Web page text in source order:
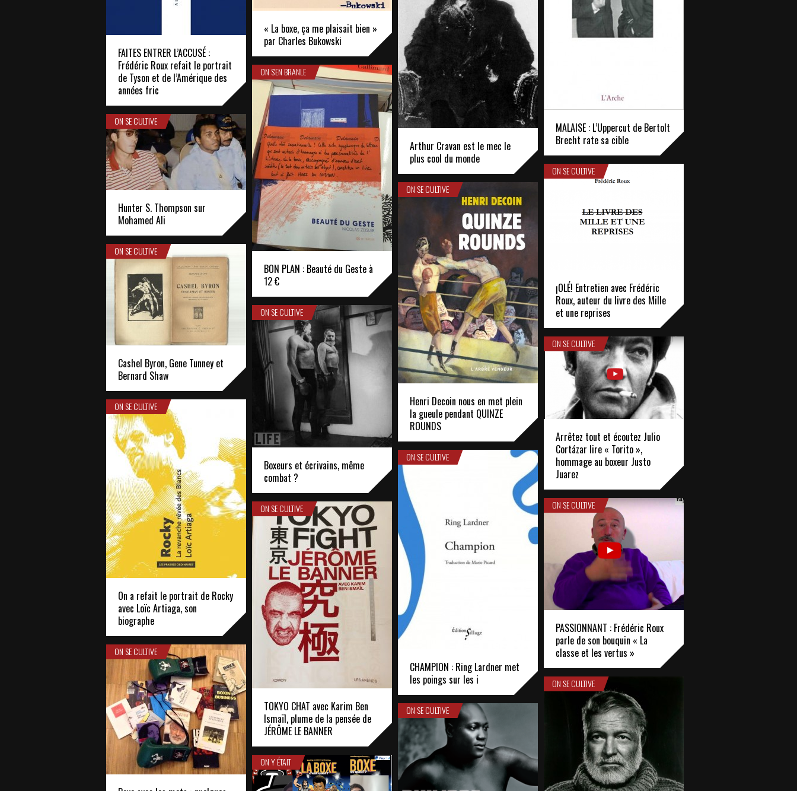
FAITES ENTRER L’ACCUSÉ :
Frédéric Roux refait le portrait
de Tyson et de l’Amérique des
années fric
« La boxe, ça me plaisait bien »
par Charles Bukowski
MALAISE : L’Uppercut de Bertolt
Brecht rate sa cible
Arthur Cravan est le mec le
plus cool du monde
ON S'EN BRANLE
BON PLAN : Beauté du Geste à
12 €
ON SE CULTIVE
Hunter S. Thompson sur
Mohamed Ali
ON SE CULTIVE
¡OLÉ! Entretien avec Frédéric
Roux, auteur du livre des Mille
et une reprises
ON SE CULTIVE
Henri Decoin nous en met plein
la gueule pendant QUINZE
ROUNDS
ON SE CULTIVE
Cashel Byron, Gene Tunney et
Bernard Shaw
ON SE CULTIVE
Boxeurs et écrivains, même
combat ?
ON SE CULTIVE
Arrêtez tout et écoutez Julio
Cortázar lire « Torito »,
hommage au boxeur Justo
Juarez
ON SE CULTIVE
On a refait le portrait de Rocky
avec Loïc Artiaga, son
biographe
ON SE CULTIVE
CHAMPION : Ring Lardner met
les poings sur les i
ON SE CULTIVE
PASSIONNANT : Frédéric Roux
parle de son bouquin « La
classe et les vertus »
ON SE CULTIVE
TOKYO CHAT avec Karim Ben
Ismaïl, plume de la pensée de
JÉRÔME LE BANNER
ON SE CULTIVE
ON SE CULTIVE
ON SE CULTIVE
ON Y ÉTAIT